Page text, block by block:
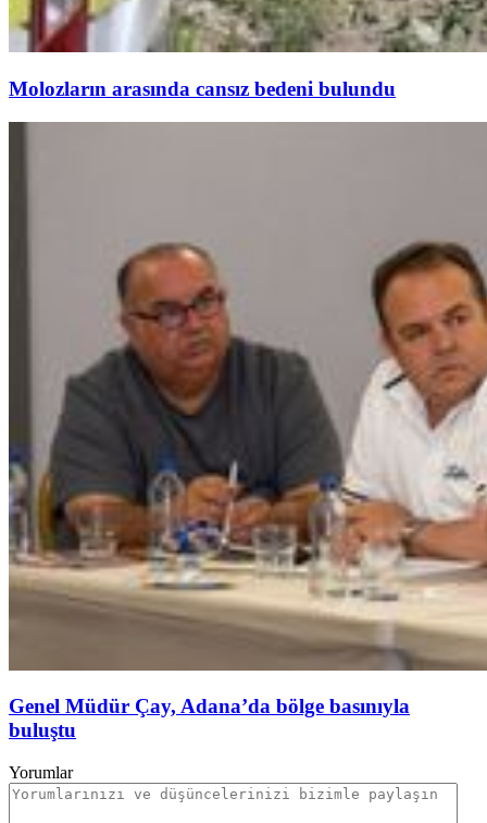
Molozların arasında cansız bedeni bulundu
Genel Müdür Çay, Adana’da bölge basınıyla
buluştu
Yorumlar